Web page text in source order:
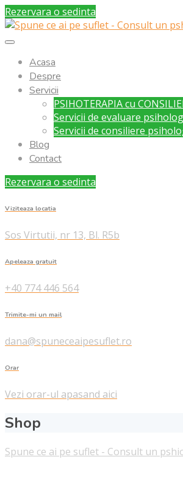
Rezervara o sedinta
Acasa
Despre
Servicii
PSIHOTERAPIA cu
Servicii de evaluare
Servicii de consiliere
Blog
Contact
Rezervara o sedinta
Viziteaza locatia
Sos Virtutii, nr 13, Bl. R5b
Apeleaza gratuit
+40 774 446 564
Trimite-mi un mail
dana@spuneceaipesuflet.ro
Orar
Vezi orar-ul apasand aici
Shop
Spune ce ai pe suflet - Consult un